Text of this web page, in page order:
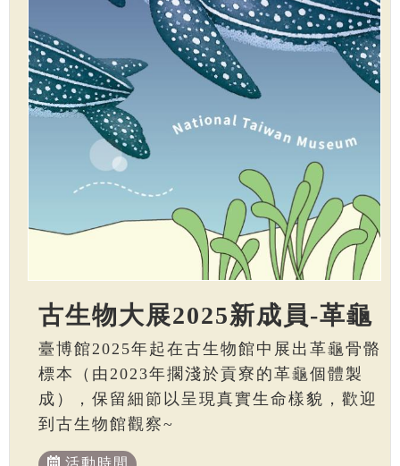
古生物大展2025新成員-革龜
臺博館2025年起在古生物館中展出革龜骨骼
標本（由2023年擱淺於貢寮的革龜個體製
成），保留細節以呈現真實生命樣貌，歡迎
到古生物館觀察~